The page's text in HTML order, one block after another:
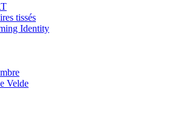
tissés
Identity
Velde